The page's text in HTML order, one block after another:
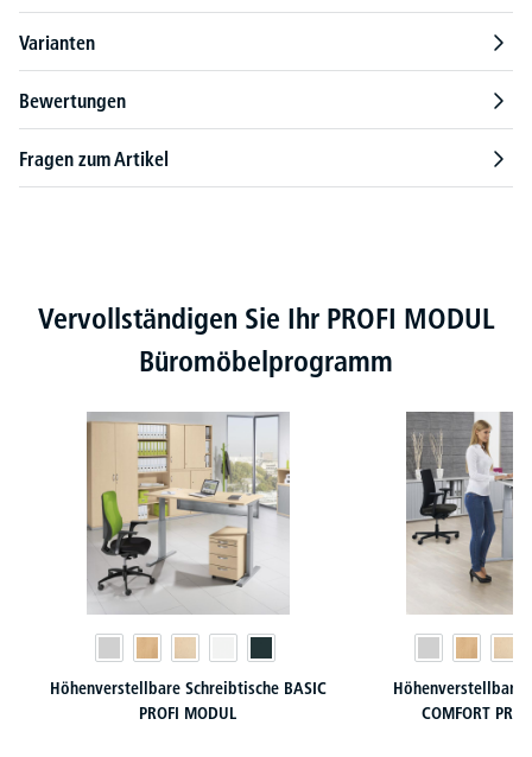
Varianten
Bewertungen
Fragen zum Artikel
Produktgalerie überspringen
Vervollständigen Sie Ihr PROFI MODUL
Büromöbelprogramm
Höhenverstellbare Schreibtische BASIC
PROFI MODUL
Höhenverstellbare
COMFORT